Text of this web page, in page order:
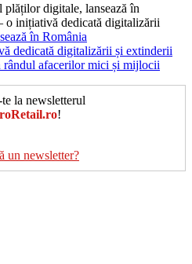
digitale, lansează în
o inițiativă dedicată digitalizării
în România
dedicată digitalizării și extinderii
afacerilor mici și mijlocii
la newsletterul
!
un newsletter?